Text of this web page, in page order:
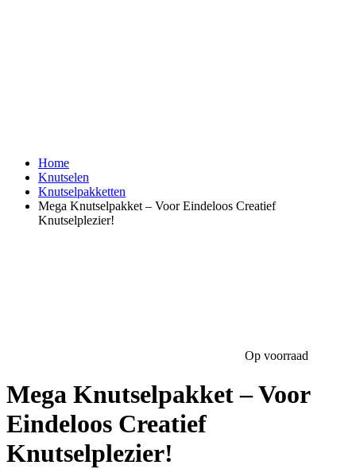
Home
Knutselen
Knutselpakketten
Mega Knutselpakket – Voor Eindeloos Creatief
Knutselplezier!
Op voorraad
Mega Knutselpakket – Voor
Eindeloos Creatief
Knutselplezier!